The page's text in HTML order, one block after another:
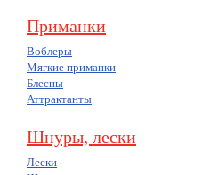
Приманки
Воблеры
Мягкие приманки
Блесны
Аттрактанты
Шнуры, лески
Лески